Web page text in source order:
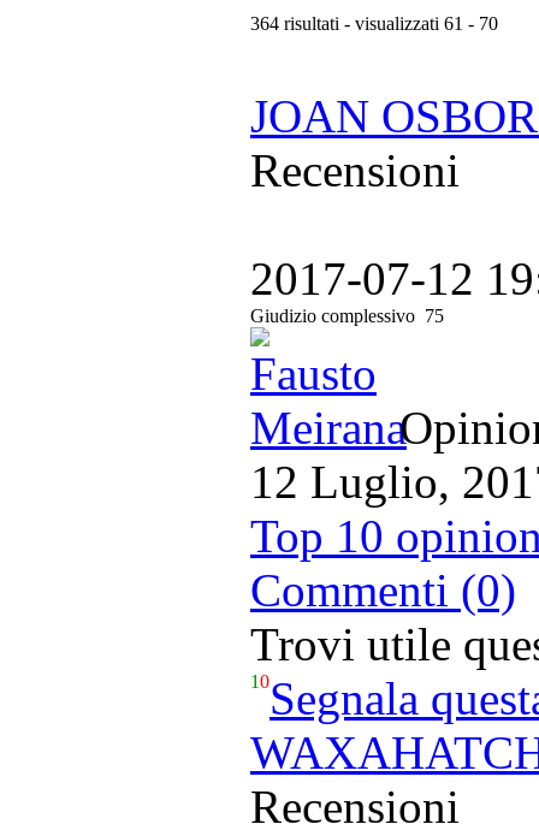
364 risultati - visualizzati 61 - 70
JOAN
Recensioni
2017-07-12
Giudizio complessivo 75
12 Luglio,
Top 10
Commenti (0)
Trovi utile
10Segnala
Recensioni